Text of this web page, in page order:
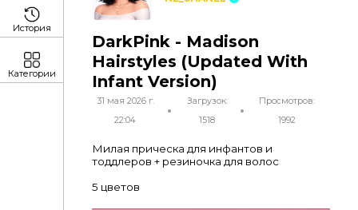
DarkPink - Madison
Hairstyles (Updated With
Infant Version)
31 мая 2026 г.
22:04
Загрузок:
1518
Просмотров:
1992
Милая прическа для инфантов и
тоддлеров + резиночка для волос
5 цветов
История
Категории